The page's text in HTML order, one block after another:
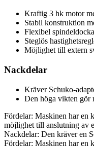
Kraftig 3 hk motor
Stabil konstruktion
Flexibel
Steglös
Möjlighet till extern
Nackdelar
Kräver Schuko-
Den höga vikten gör
Fördelar: Maskinen har en
möjlighet till anslutning av
Nackdelar: Den kräver en
Fördelar: Maskinen har en